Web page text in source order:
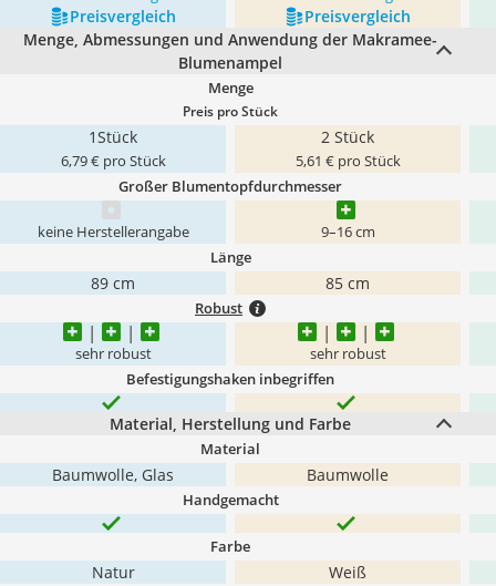
Preis­vergleich
Preis­vergleich
Menge, Abmessungen und Anwendung der Makramee-
Blumenampel
Menge
Preis pro Stück
1Stück
6,79 € pro Stück
2 Stück
5,61 € pro Stück
Großer Blumentopfdurchmesser
keine Herstellerangabe 9–16 cm
Länge
89 cm 85 cm
Robust
sehr robust sehr robust
Befestigungshaken inbegriffen
Material, Herstellung und Farbe
Material
Baumwolle, Glas Baumwolle
Handgemacht
Farbe
Natur Weiß